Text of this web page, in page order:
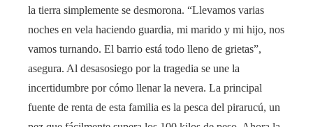
la tierra simplemente se desmorona. “Llevamos varias
noches en vela haciendo guardia, mi marido y mi hijo, nos
vamos turnando. El barrio está todo lleno de grietas”,
asegura. Al desasosiego por la tragedia se une la
incertidumbre por cómo llenar la nevera. La principal
fuente de renta de esta familia es la pesca del pirarucú, un